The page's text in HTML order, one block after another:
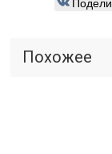
Похожее